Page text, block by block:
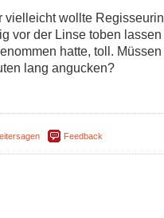
vielleicht wollte
vor der Linse toben
hatte, toll.
lang angucken?
Feedback